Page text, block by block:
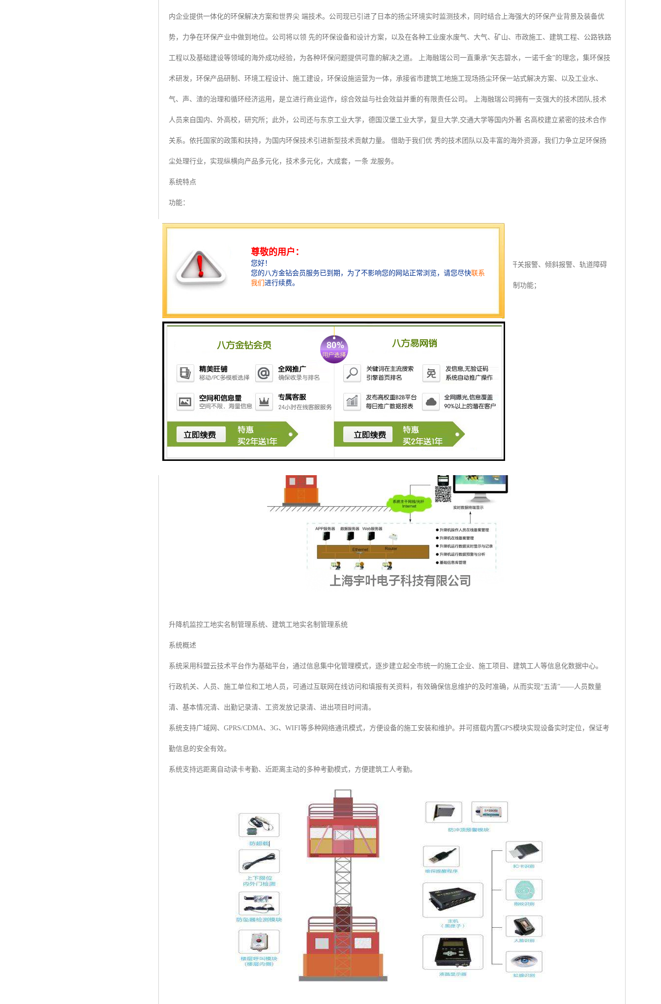
内企业提供一体化的环保解决方案和世界尖 端技术。公司现已引进了日本的扬尘环境实时监测技术，同时结合上海强大的环保产业背景及装备优
势，力争在环保产业中做到地位。公司将以领 先的环保设备和设计方案，以及在各种工业废水废气、大气、矿山、市政施工、建筑工程、公路铁路
工程以及基础建设等领域的海外成功经验，为各种环保问题提供可靠的解决之道。 上海融瑞公司一直秉承“矢志碧水，一诺千金”的理念，集环保技
术研发，环保产品研制、环境工程设计、施工建设，环保设施运营为一体，承接省市建筑工地施工现场扬尘环保一站式解决方案、以及工业水、
气、声、渣的治理和循环经济运用，是立进行商业运作，综合效益与社会效益并重的有限责任公司。 上海融瑞公司拥有一支强大的技术团队,技术
人员来自国内、外高校，研究所；此外，公司还与东京工业大学，德国汉堡工业大学，复旦大学,交通大学等国内外著 名高校建立紧密的技术合作
关系。依托国家的政策和扶持，为国内环保技术引进新型技术贡献力量。 借助于我们优 秀的技术团队以及丰富的海外资源，我们力争立足环保扬
尘处理行业，实现纵横向产品多元化，技术多元化，大成套，一条 龙服务。
系统特点
功能：
· 4.3英寸大液晶动态实时显示，分辨率480*272；
· 并集成了自动平层系统、楼层呼叫系统、超重报警、超人数报警、超速报警（防坠）、高度限位报警、门锁开关报警、倾斜报警、轨道障碍
物传感器、笼内视频、操作人员身份验证、制动控制、黑匣子等多种功能，完全解决了升降机监测、预警与自动控制功能；
· 实现声、光像等综合报警方式；
· 可根据实际需求需要选配，方便灵活；
升降机监控工地实名制管理系统、建筑工地实名制管理系统
系统概述
系统采用科盟云技术平台作为基础平台，通过信息集中化管理模式，逐步建立起全市统一的施工企业、施工项目、建筑工人等信息化数据中心。
行政机关、人员、施工单位和工地人员，可通过互联网在线访问和填报有关资料，有效确保信息维护的及时准确，从而实现“五清”——人员数量
清、基本情况清、出勤记录清、工资发放记录清、进出项目时间清。
系统支持广域网、GPRS/CDMA、3G、WIFI等多种网络通讯模式，方便设备的施工安装和维护。并可搭载内置GPS模块实现设备实时定位，保证考
勤信息的安全有效。
系统支持远距离自动读卡考勤、近距离主动的多种考勤模式，方便建筑工人考勤。